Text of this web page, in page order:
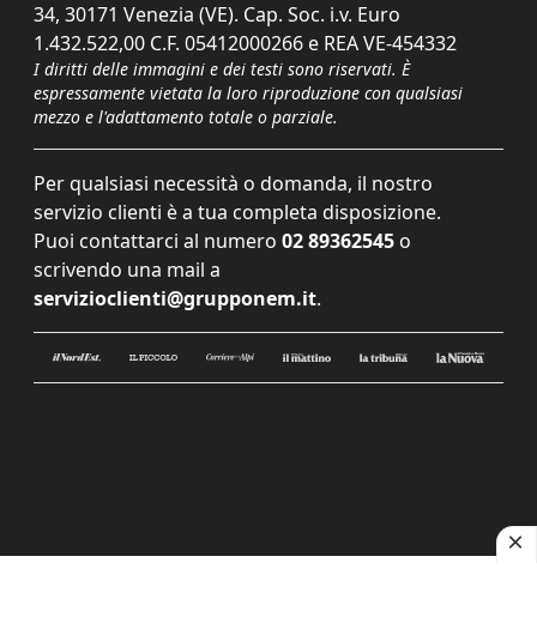
34, 30171 Venezia (VE). Cap. Soc. i.v. Euro
1.432.522,00 C.F. 05412000266 e REA VE-454332
I diritti delle immagini e dei testi sono riservati. È
espressamente vietata la loro riproduzione con qualsiasi
mezzo e l'adattamento totale o parziale.
Per qualsiasi necessità o domanda, il nostro
servizio clienti è a tua completa disposizione.
Puoi contattarci al numero 02 89362545 o
scrivendo una mail a
servizioclienti@grupponem.it.